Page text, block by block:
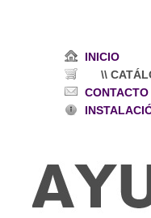
INICIO
\\
CONTACTO